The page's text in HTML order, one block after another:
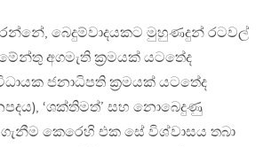
බෙදුම්වාදයකට මුහුණදුන් රටවල්
අගමැති ක‍්‍රමයක් යටතේද
ජනාධිපති ක‍්‍රමයක් යටතේද
‘ශක්තිමත්’ සහ නොබෙදුණු
කෙරෙහි එක සේ විශ්වාසය තබා